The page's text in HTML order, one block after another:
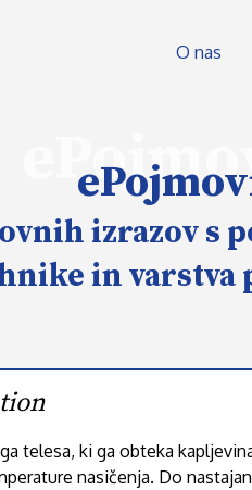
O nas
izrazov s
in varstva
telesa, ki ga obteka
nasičenja. Do